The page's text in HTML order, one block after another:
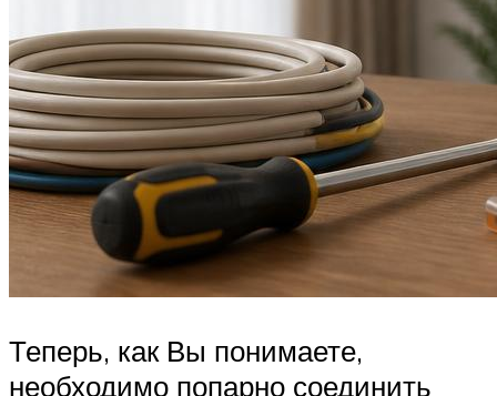
Теперь, как Вы понимаете,
необходимо попарно соединить